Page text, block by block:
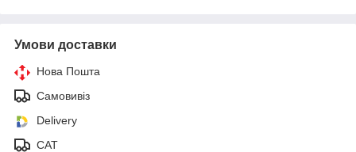
Умови доставки
Нова Пошта
Самовивіз
Delivery
САТ